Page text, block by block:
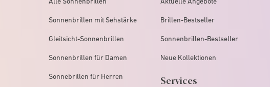
Sonnenbrillen mit Sehstärke
Gleitsicht-Sonnenbrillen
Sonnenbrillen für Damen
Sonnebrillen für Herren
Brillen-Bestseller
Sonnenbrillen-Bestseller
Neue Kollektionen
Services